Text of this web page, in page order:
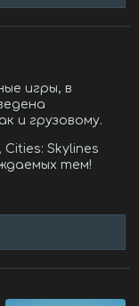
игры, в
и грузовому.
Skylines
тем!